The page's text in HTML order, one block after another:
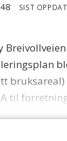
SIST
til